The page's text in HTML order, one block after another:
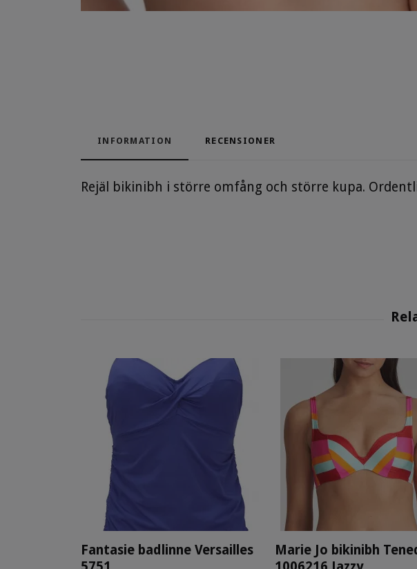
INFORMATION RECENSIONER
Rejäl bikinibh i större omfång och större kupa.
Fantasie badlinne Versailles
Marie Jo bikinibh